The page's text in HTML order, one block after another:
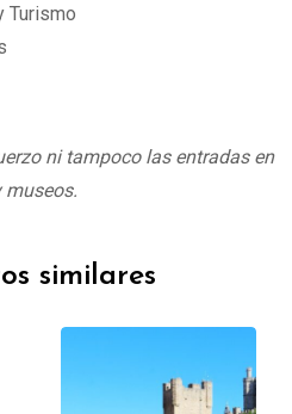
Turismo
ni tampoco las entradas en
museos.
similares